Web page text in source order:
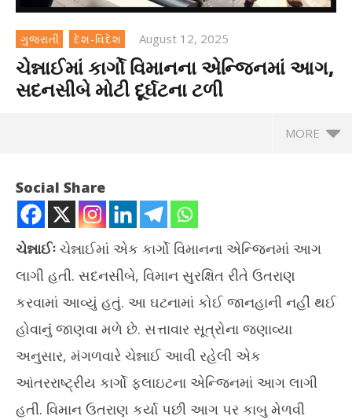
ગુજરાતી દેશ-વિદેશ August 12, 2025
ચેન્નાઈમાં કાર્ગો વિમાનના એન્જિનમાં આગ,
સદનસીબે મોટી દૂર્ઘટના ટળી
MORE
NOW VIEWING
ચેન્નાઈમાં કાર્ગો વિમાનના એન્જિનમાં આગ, સદનસીબે મોટી દૂર્ઘટના ટળી
Social Share
ચેન્નાઈઃ ચેન્નાઈમાં એક કાર્ગો વિમાનના એન્જિનમાં આગ
લાગી હતી. સદનસીબે, વિમાન સુરક્ષિત રીતે ઉતરાણ
કરવામાં આવ્યું હતું. આ ઘટનામાં કોઈ જાનહાની નહીં થઈ
હોવાનું જાણવા મળે છે. સત્તાવાર સૂત્રોના જણાવ્યા
અનુસાર, મંગળવારે ચેન્નાઈ આવી રહેલી એક
આંતરરાષ્ટ્રીય કાર્ગો ફ્લાઇટના એન્જિનમાં આગ લાગી
હતી. વિમાન ઉતરાણ કર્યા પછી આગ પર કાબુ મેળવી